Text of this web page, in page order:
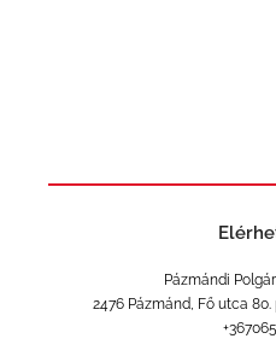
Pázmándi
2476 Pázmánd, Fő utca